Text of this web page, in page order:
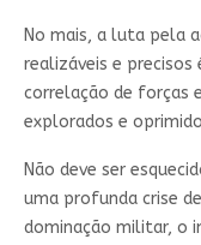
No mais, a luta pela
realizáveis e
correlação de forças
explorados e
Não deve ser
uma profunda crise
dominação militar, o